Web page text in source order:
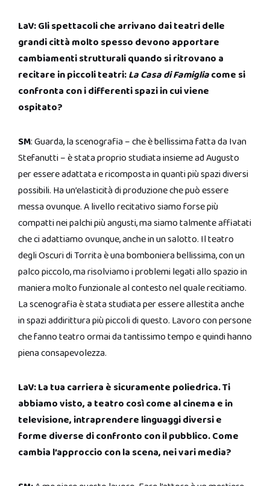
LaV: Gli spettacoli che arrivano dai teatri delle
grandi città molto spesso devono apportare
cambiamenti strutturali quando si ritrovano a
recitare in piccoli teatri:La Casa di Famigliacome si
confronta con i differenti spazi in cui viene
ospitato?
SM: Guarda, la scenografia – che è bellissima fatta da Ivan
Stefanutti – è stata proprio studiata insieme ad Augusto
per essere adattata e ricomposta in quanti più spazi diversi
possibili. Ha un’elasticità di produzione che può essere
messa ovunque. A livello recitativo siamo forse più
compatti nei palchi più angusti, ma siamo talmente affiatati
che ci adattiamo ovunque, anche in un salotto. Il teatro
degli Oscuri di Torrita è una bomboniera bellissima, con un
palco piccolo, ma risolviamo i problemi legati allo spazio in
maniera molto funzionale al contesto nel quale recitiamo.
La scenografia è stata studiata per essere allestita anche
in spazi addirittura più piccoli di questo. Lavoro con persone
che fanno teatro ormai da tantissimo tempo e quindi hanno
piena consapevolezza.
LaV: La tua carriera è sicuramente poliedrica. Ti
abbiamo visto, a teatro così come al cinema e in
televisione, intraprendere linguaggi diversi e
forme diverse di confronto con il pubblico. Come
cambia l’approccio con la scena, nei vari media?